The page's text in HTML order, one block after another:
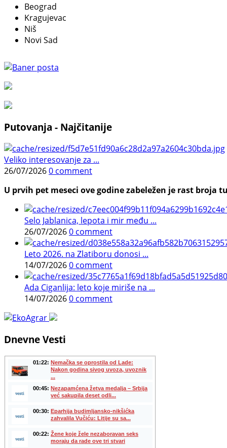
Beograd
Kragujevac
Niš
Novi Sad
Putovanja - Najčitanije
Veliko interesovanje za ...
26/07/20260 comment
U prvih pet meseci ove godine zabeležen je rast
Selo Jablanica, lepota i mir među ...
26/07/20260 comment
Leto 2026. na Zlatiboru donosi ...
14/07/20260 comment
Ada Ciganlija: leto koje miriše na ...
14/07/20260 comment
Dnevne Vesti